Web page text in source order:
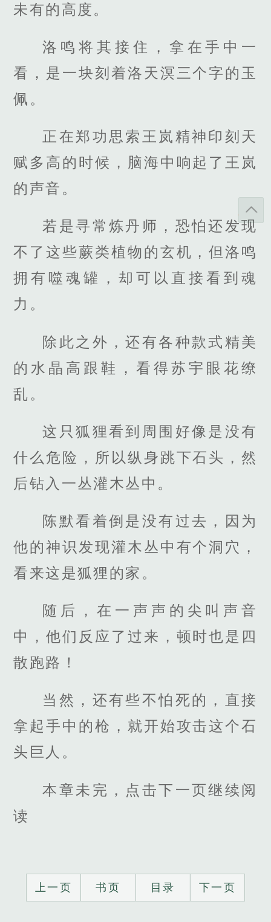
未有的高度。
洛鸣将其接住，拿在手中一
看，是一块刻着洛天溟三个字的玉
佩。
正在郑功思索王岚精神印刻天
赋多高的时候，脑海中响起了王岚
的声音。
若是寻常炼丹师，恐怕还发现
不了这些蕨类植物的玄机，但洛鸣
拥有噬魂罐，却可以直接看到魂
力。
除此之外，还有各种款式精美
的水晶高跟鞋，看得苏宇眼花缭
乱。
这只狐狸看到周围好像是没有
什么危险，所以纵身跳下石头，然
后钻入一丛灌木丛中。
陈默看着倒是没有过去，因为
他的神识发现灌木丛中有个洞穴，
看来这是狐狸的家。
随后，在一声声的尖叫声音
中，他们反应了过来，顿时也是四
散跑路！
当然，还有些不怕死的，直接
拿起手中的枪，就开始攻击这个石
头巨人。
本章未完，点击下一页继续阅
读
上一页 书页 目录 下一页